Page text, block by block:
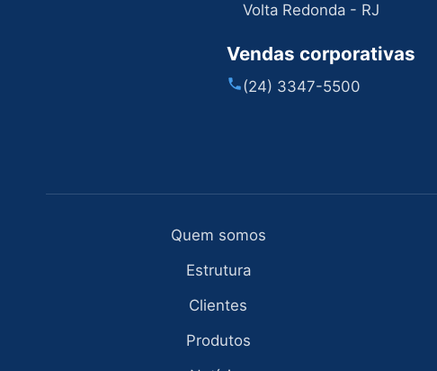
Volta Redonda - RJ
Vendas corporativas
(24) 3347-5500
Quem somos
Estrutura
Clientes
Produtos